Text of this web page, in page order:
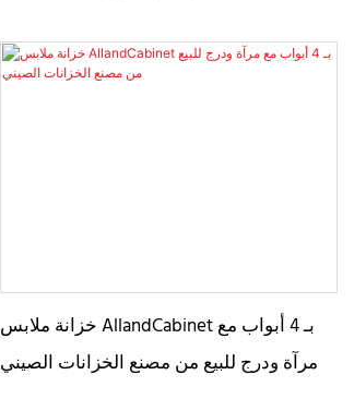
خزانة ملابس AllandCabinet بـ 4 أبواب مع
مرآة ودرج للبيع من مصنع الخزانات الصيني